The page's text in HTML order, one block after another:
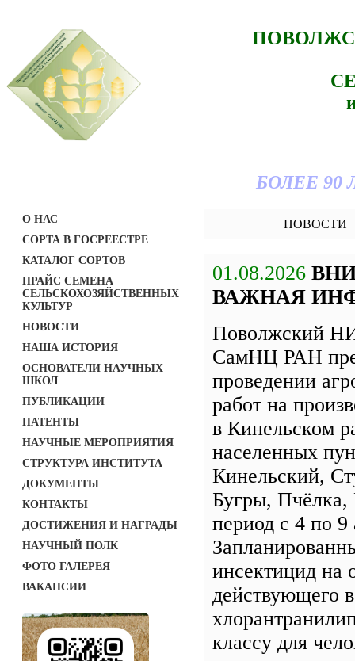
БОЛЕЕ
О НАС
СОРТА В ГОСРЕЕСТРЕ
КАТАЛОГ СОРТОВ
ПРАЙС СЕМЕНА
СЕЛЬСКОХОЗЯЙСТВЕННЫХ
КУЛЬТУР
НОВОСТИ
НАША ИСТОРИЯ
ОСНОВАТЕЛИ НАУЧНЫХ
ШКОЛ
ПУБЛИКАЦИИ
ПАТЕНТЫ
НАУЧНЫЕ МЕРОПРИЯТИЯ
СТРУКТУРА ИНСТИТУТА
ДОКУМЕНТЫ
КОНТАКТЫ
ДОСТИЖЕНИЯ И НАГРАДЫ
НАУЧНЫЙ ПОЛК
ФОТО ГАЛЕРЕЯ
ВАКАНСИИ
НОВОСТИ
01.08.2026
ВАЖНАЯ
Поволжский
СамНЦ РАН
проведении
работ на
в Кинельском
населенных
Кинельский,
Бугры,
период с 4 по 9
инсектицид на
действующего
классу для